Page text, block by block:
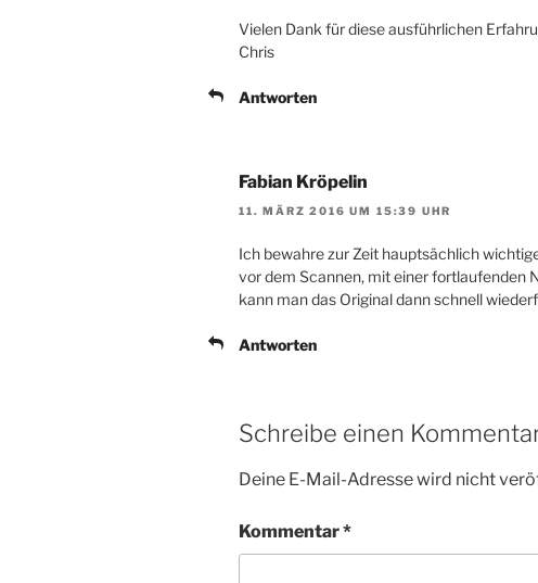
Vielen Dank für diese ausführlichen
Chris
Antworten
Fabian Kröpelin
11. MÄRZ 2016 UM 15:39 UHR
Ich bewahre zur Zeit hauptsächlich
vor dem Scannen, mit einer fortlaufenden
kann man das Original dann schnell
Antworten
Schreibe einen
Deine E-Mail-Adresse wird nicht
Kommentar*